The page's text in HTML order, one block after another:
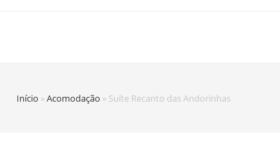
Início »Acomodação » Suíte Recanto das Andorinhas